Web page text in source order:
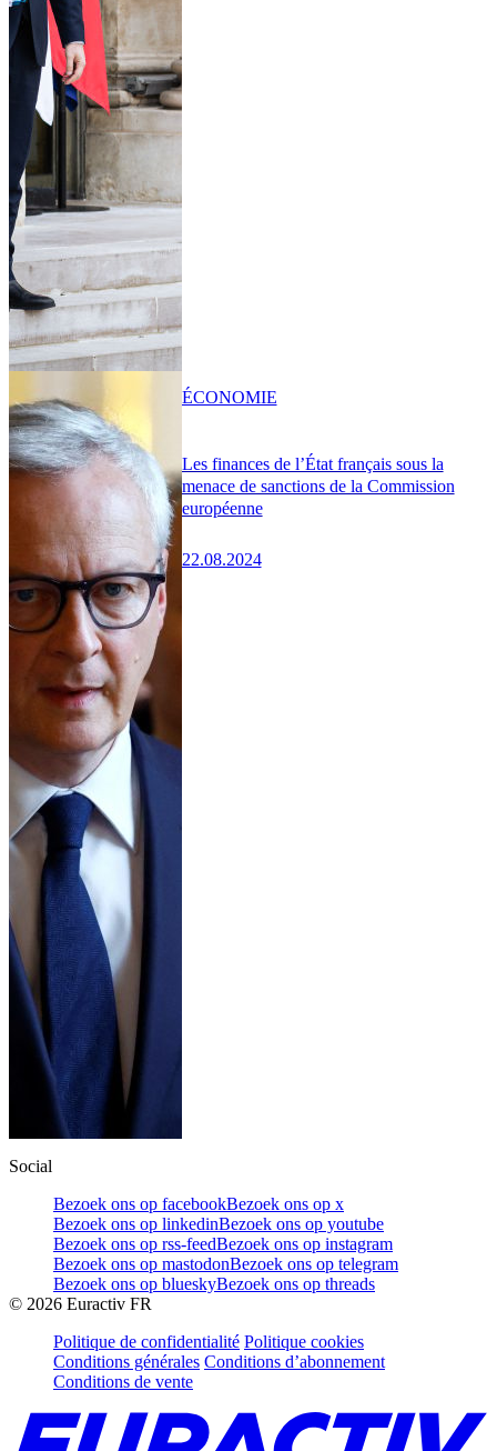
Les finances de l’État français sous la
menace de sanctions de la Commission
européenne
22.08.2024
ÉCONOMIE
Social
Bezoek ons op facebookBezoek ons op x
Bezoek ons op linkedinBezoek ons op youtube
Bezoek ons op rss-feedBezoek ons op instagram
Bezoek ons op mastodonBezoek ons op telegram
Bezoek ons op blueskyBezoek ons op threads
© 2026 Euractiv FR
Politique de confidentialité Politique cookies
Conditions générales Conditions d’abonnement
Conditions de vente